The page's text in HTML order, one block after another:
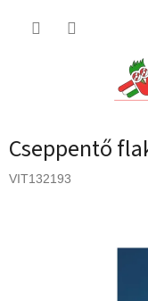
Cseppentő
VIT132193